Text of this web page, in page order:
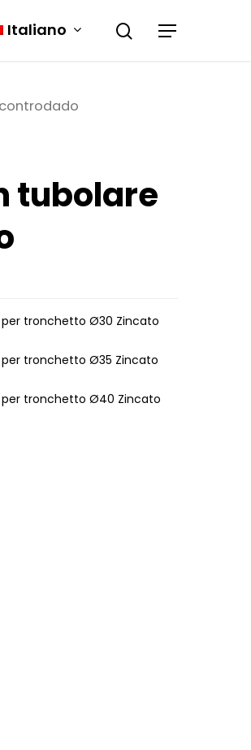
Italiano
tubolare
tronchetto Ø30 Zincato
tronchetto Ø35 Zincato
tronchetto Ø40 Zincato